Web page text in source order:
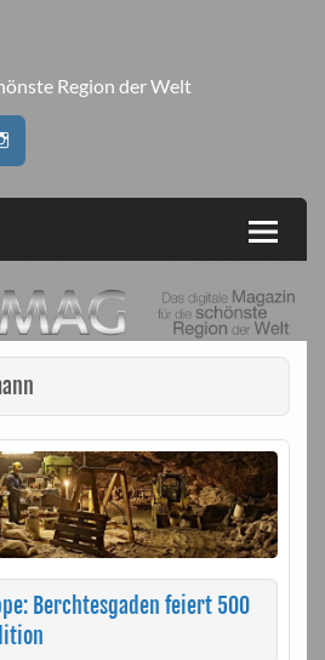
Region der Welt
Berchtesgaden feiert 500